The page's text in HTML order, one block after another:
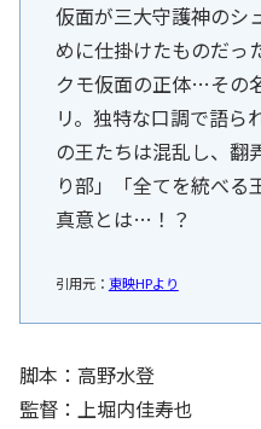
仮面が三大守護神のシ
めに仕掛けたものだっ
クモ仮面の正体…その
リ。独特な口調で語ら
の王たちは混乱し、翻
り部」「全てを統べる
真意とは…！？
引用元： 東映HPより
脚本：高野水登
監督：上堀内佳寿也